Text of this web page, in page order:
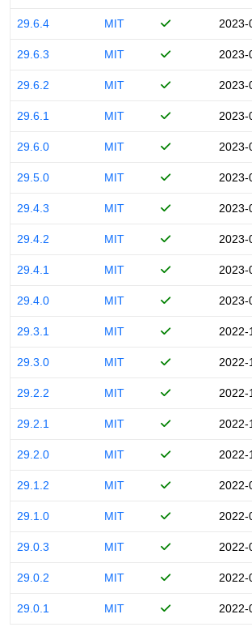
29.6.4 MIT 2023-
29.6.3 MIT 2023-
29.6.2 MIT 2023-
29.6.1 MIT 2023-
29.6.0 MIT 2023-
29.5.0 MIT 2023-
29.4.3 MIT 2023-
29.4.2 MIT 2023-
29.4.1 MIT 2023-
29.4.0 MIT 2023-
29.3.1 MIT 2022-
29.3.0 MIT 2022-
29.2.2 MIT 2022-
29.2.1 MIT 2022-
29.2.0 MIT 2022-
29.1.2 MIT 2022-
29.1.0 MIT 2022-
29.0.3 MIT 2022-
29.0.2 MIT 2022-
29.0.1 MIT 2022-